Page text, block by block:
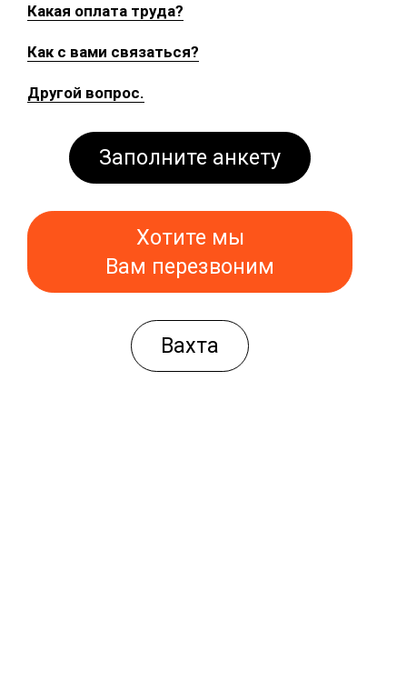
Какая оплата труда?
Как с вами связаться?
Другой вопрос.
Заполните анкету
Хотите мы
Вам перезвоним
Вахта